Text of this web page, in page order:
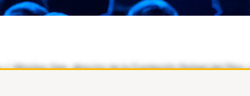
Montes Gan, director de la Fundación Rafael del